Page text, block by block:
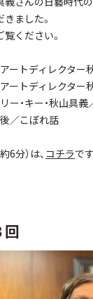
きました。
覧ください。
アートディレクタ
アートディレクタ
リー・キー・秋山具
後／こぼれ話
6分）は、コチラです
回